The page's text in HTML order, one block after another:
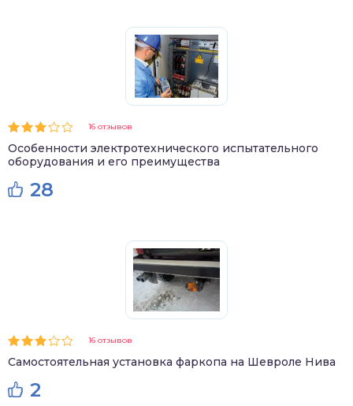
16 отзывов
Особенности электротехнического испытательного
оборудования и его преимущества
28
16 отзывов
Самостоятельная установка фаркопа на Шевроле Нива
2